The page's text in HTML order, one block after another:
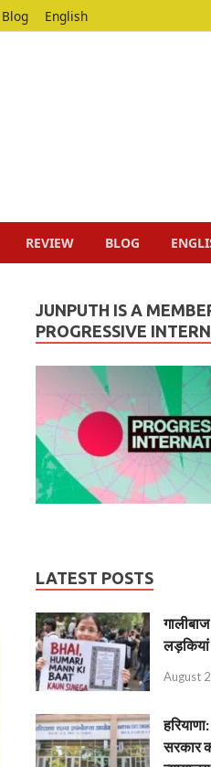
Blog English
REVIEW BLOG
JUNPUTH IS A
PROGRESSIVE
LATEST POSTS
August
सरकार